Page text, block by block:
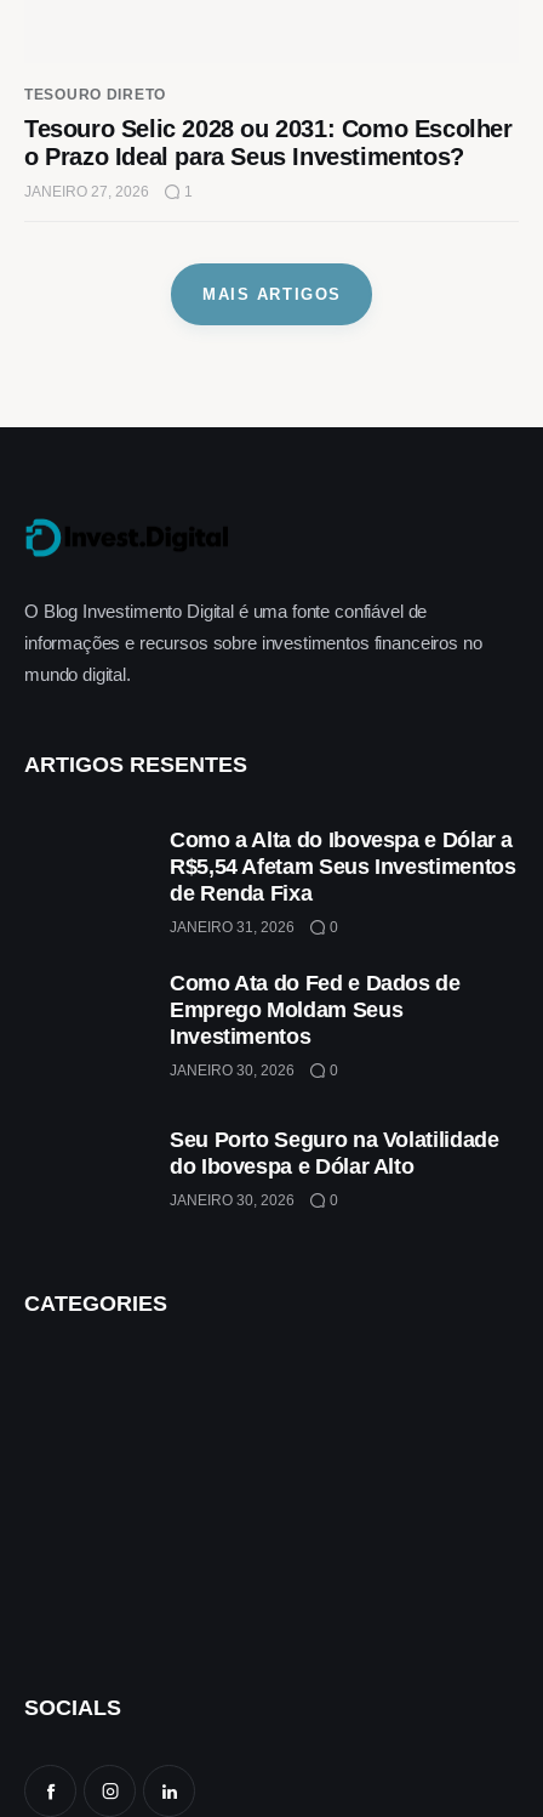
TESOURO DIRETO
Tesouro Selic 2028 ou 2031: Como Escolher
o Prazo Ideal para Seus Investimentos?
JANEIRO 27, 2026 1
MAIS ARTIGOS
O Blog Investimento Digital é uma fonte confiável de
informações e recursos sobre investimentos financeiros no
mundo digital.
ARTIGOS RESENTES
Como a Alta do Ibovespa e Dólar a
R$5,54 Afetam Seus Investimentos
de Renda Fixa
JANEIRO 31, 2026 0
Como Ata do Fed e Dados de
Emprego Moldam Seus
Investimentos
JANEIRO 30, 2026 0
Seu Porto Seguro na Volatilidade
do Ibovespa e Dólar Alto
JANEIRO 30, 2026 0
CATEGORIES
SOCIALS